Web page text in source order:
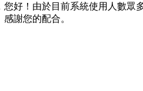
您好！由於目前系統使用人數眾
謝您的配合。